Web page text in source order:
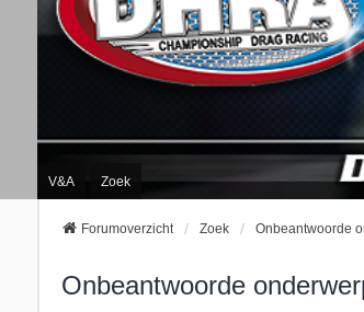
V&A Zoek
Forumoverzicht Zoek Onbeantwoorde
Onbeantwoorde